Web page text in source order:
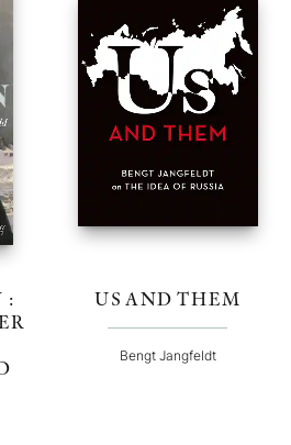
:
US AND THEM
Bengt Jangfeldt